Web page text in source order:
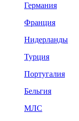
Германия
Франция
Нидерланды
Турция
Португалия
Бельгия
МЛС